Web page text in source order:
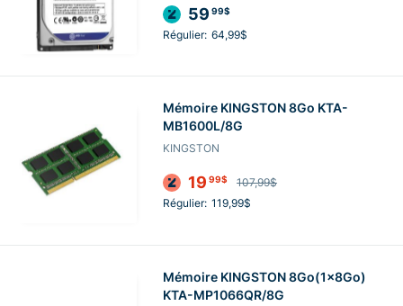
59 99$
Régulier: 64,99$
Mémoire KINGSTON 8Go KTA-
MB1600L/8G
KINGSTON
19 99$
107,99$
Régulier: 119,99$
Mémoire KINGSTON 8Go(1x8Go)
KTA-MP1066QR/8G